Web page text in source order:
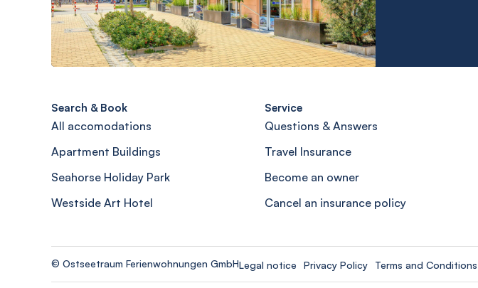
Search & Book
All accomodations
Apartment Buildings
Seahorse Holiday Park
Westside Art Hotel
Service
Questions & Answers
Travel Insurance
Become an owner
Cancel an insurance policy
© Ostseetraum Ferienwohnungen GmbHLegal notice Privacy Policy Terms and Conditions